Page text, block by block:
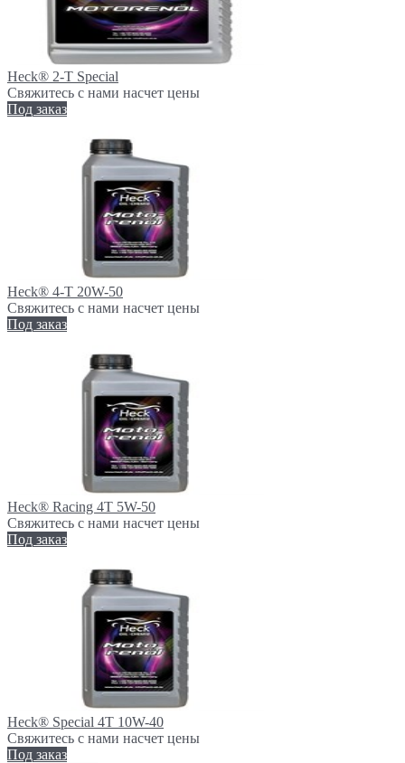
Heck® 2-T Special
Свяжитесь с нами насчет цены
Под заказ
Heck® 4-Т 20W-50
Свяжитесь с нами насчет цены
Под заказ
Heck® Racing 4Т 5W-50
Свяжитесь с нами насчет цены
Под заказ
Heck® Special 4Т 10W-40
Свяжитесь с нами насчет цены
Под заказ